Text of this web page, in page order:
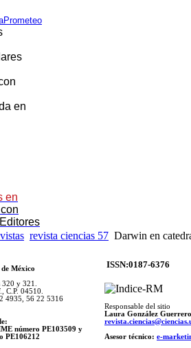
en
en
con
revista ciencias 57 Darwin en
México
y 321.
C.P. 04510.
4935, 56 22 5316
número PE103509 y
PE106212
ISSN:0187-6376
Responsable del sitio
Laura González Guerrero
Asesor técnico: e-